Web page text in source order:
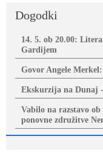
Dogodki
14. 5. ob 20.00:
Gardijem
Govor Angele
Ekskurzija na Dunaj
Vabilo na razstavo
ponovne združitve